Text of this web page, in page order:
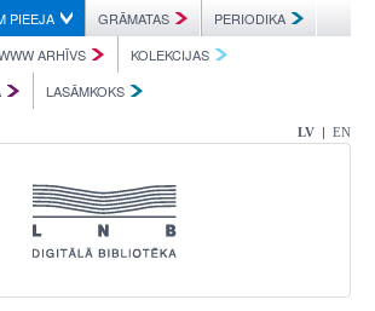
PIEEJA GRĀMATAS
PERIODIKA
ARHĪVS
KOLEKCIJAS
LASĀMKOKS
LV | EN